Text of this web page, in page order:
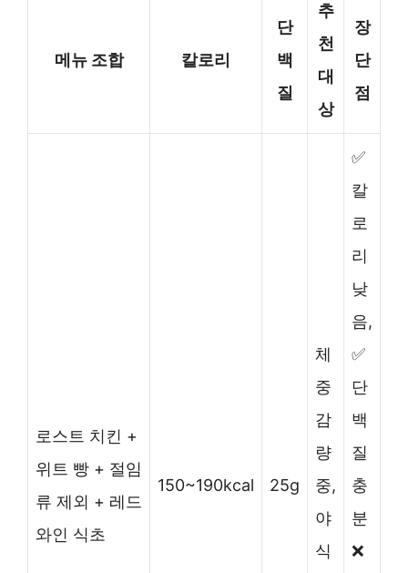
메뉴 조합 칼로리
단
백
질
추
천
대
상
장
단
점
로스트 치킨 +
위트 빵 + 절임
류 제외 + 레드
와인 식초
150~190kcal 25g
체
중
감
량
중,
야
식
✅
칼
로
리
낮
음,
✅
단
백
질
충
분
❌